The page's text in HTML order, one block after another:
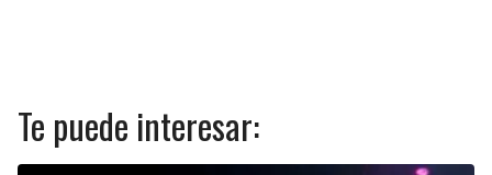
Te puede interesar: